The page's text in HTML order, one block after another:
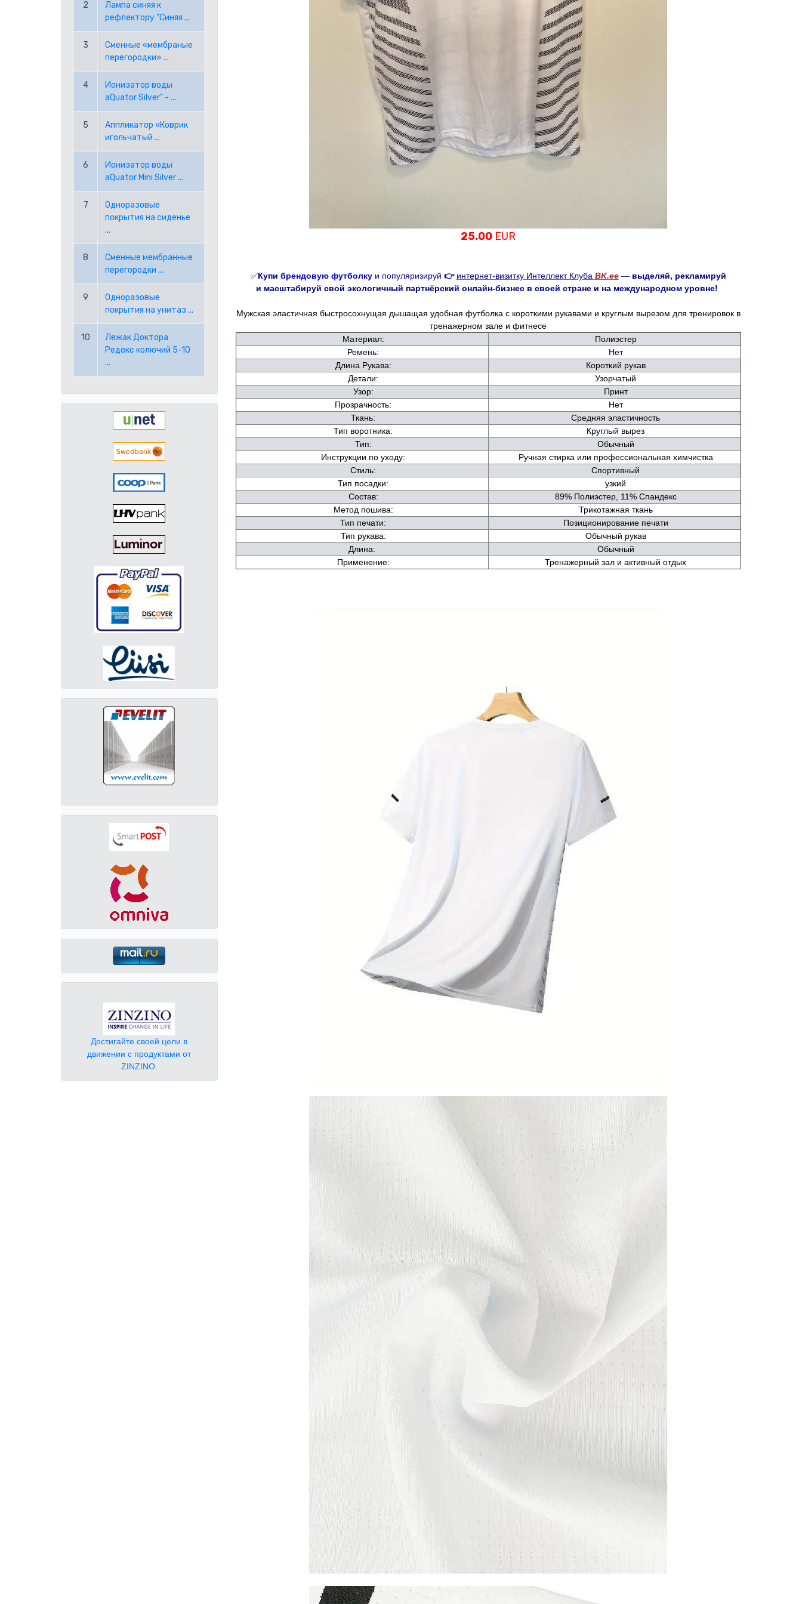
RUB РОССИЙСКИЙ РУБЛЬ
SEK ШВЕДСКАЯ КРОНА
TRY ТУРЕЦКАЯ ЛИРА
USD АМЕРИКАНСКИЙ ДОЛЛАР
PPE PAYPAL (EUR)
PPD PAYPAL (USD)
2
Лампа синяя к
рефлектору "Синяя ...
3
Сменные «мембраные
перегородки» ...
4
Ионизатор воды
aQuator Silver" - ...
5
Аппликатор «Коврик
игольчатый ...
6
Ионизатор воды
aQuator Mini Silver ...
7
Одноразовые
покрытия на сиденье
...
8
Сменные мембранные
перегородки ...
9
Одноразовые
покрытия на унитаз ...
10
Лежак Доктора
Редокс колючий 5-10
...
Достигайте своей цели в
движении с продуктами от
ZINZINO.
25.00 EUR
✅Купи брендовую футболку и популяризируй 👉 интернет-визитку Интеллект Клуба BK.ee— выделяй, рекламируй
и масштабируй свой экологичный партнёрский онлайн-бизнес в своей стране и на международном уровне!
Мужская эластичная быстросохнущая дышащая удобная футболка с короткими рукавами и круглым вырезом для тренировок в
тренажерном зале и фитнесе
Материал:
Полиэстер
Ремень:
Нет
Длина Рукава:
Короткий рукав
Детали:
Узорчатый
Узор:
Принт
Прозрачность:
Нет
Ткань:
Средняя эластичность
Тип воротника:
Круглый вырез
Тип:
Обычный
Инструкции по уходу:
Ручная стирка или профессиональная химчистка
Стиль:
Спортивный
Тип посадки:
узкий
Состав:
89% Полиэстер, 11% Спандекс
Метод пошива:
Трикотажная ткань
Тип печати:
Позиционирование печати
Тип рукава:
Обычный рукав
Длина:
Обычный
Применение:
Тренажерный зал и активный отдых